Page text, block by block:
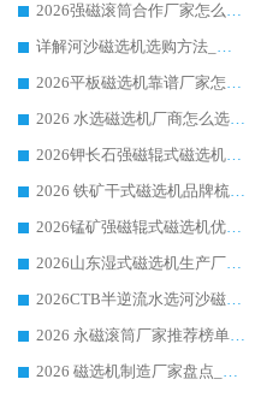
2026强磁滚筒合作厂家怎么选-华体会手机网页版-华体会(中国) 行业优质供应商参考指南
详解河沙磁选机选购方法_除铁器品牌及华体会手机网页版-华体会(中国) 企业解析
2026平板磁选机靠谱厂家怎么选？华体会手机网页版-华体会(中国) 凭硬实力甄选合作品牌
2026 水选磁选机厂商怎么选 潍坊华体会手机网页版-华体会(中国) 技术实力强
2026钾长石强磁辊式磁选机厂家推荐_华体会手机网页版-华体会(中国) 强磁磁选机价格
2026 铁矿干式磁选机品牌梳理 华体会手机网页版-华体会(中国) 厂家甄选要点
2026锰矿强磁辊式磁选机优选品牌_华体会手机网页版-华体会(中国) 专业厂家值得选择
2026山东湿式磁选机生产厂家推荐：华体会手机网页版-华体会(中国) ，深耕磁电领域十余载
2026CTB半逆流水选河沙磁选机哪家好_华体会手机网页版-华体会(中国) _值得信赖
2026 永磁滚筒厂家推荐榜单：技术与实力双驱，华体会手机网页版-华体会(中国) 表现突出
2026 磁选机制造厂家盘点_华体会手机网页版-华体会(中国) _综合实力剖析